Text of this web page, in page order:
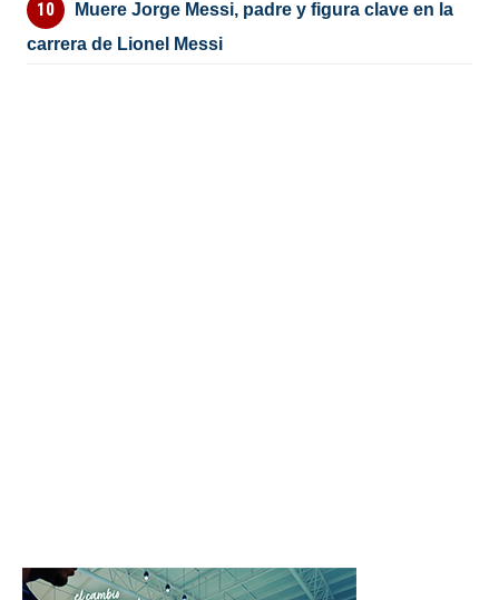
Muere Jorge Messi, padre y figura clave en la
carrera de Lionel Messi